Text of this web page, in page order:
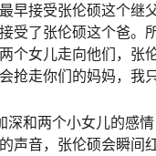
早接受张伦硕这个继
受了张伦硕这个爸。
个女儿走向他们，张
抢走你们的妈妈，我
深和两个小女儿的感
声音，张伦硕会瞬间